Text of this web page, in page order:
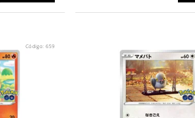
Código: 659